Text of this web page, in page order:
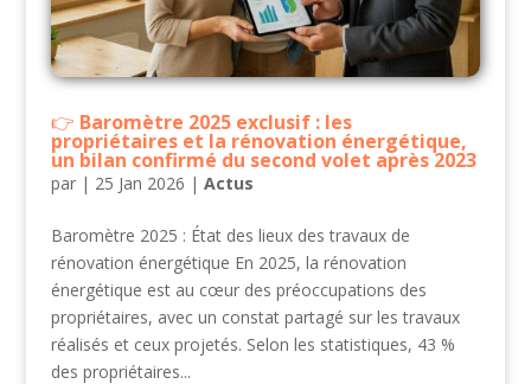
Baromètre 2025 exclusif : les
propriétaires et la rénovation énergétique,
un bilan confirmé du second volet après 2023
par | 25 Jan 2026 | Actus
Baromètre 2025 : État des lieux des travaux de
rénovation énergétique En 2025, la rénovation
énergétique est au cœur des préoccupations des
propriétaires, avec un constat partagé sur les travaux
réalisés et ceux projetés. Selon les statistiques, 43 %
des propriétaires...